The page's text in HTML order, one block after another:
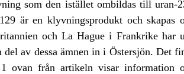
som den istället ombildas till uran-
är en klyvningsprodukt och skapas
och La Hague i Frankrike har
av dessa ämnen in i Östersjön. Det
ovan från artikeln visar information